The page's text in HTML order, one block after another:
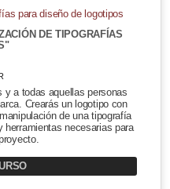
DE TIPOGRAFÍAS
y a todas aquellas personas
Crearás un logotipo con
de una tipografía
necesarias para